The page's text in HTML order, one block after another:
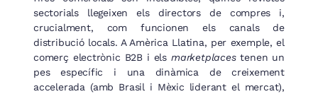
sectorials llegeixen els directors de compres i,
crucialment, com funcionen els canals de
distribució locals. A Amèrica Llatina, per exemple, el
comerç electrònic B2B i els marketplacestenen un
pes específic i una dinàmica de creixement
accelerada (amb Brasil i Mèxic liderant el mercat),